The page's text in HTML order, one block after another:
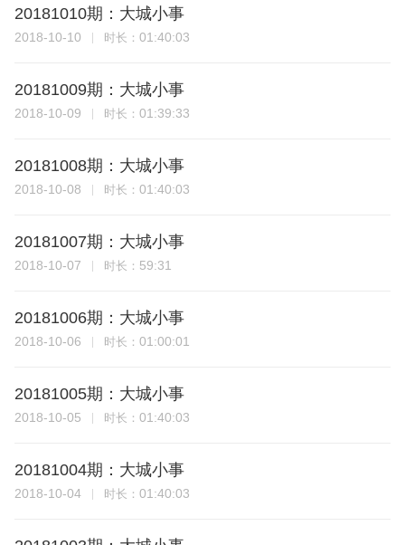
20181010期：大城小事
2018-10-10 时长： 01:40:03
20181009期：大城小事
2018-10-09 时长： 01:39:33
20181008期：大城小事
2018-10-08 时长： 01:40:03
20181007期：大城小事
2018-10-07 时长： 59:31
20181006期：大城小事
2018-10-06 时长： 01:00:01
20181005期：大城小事
2018-10-05 时长： 01:40:03
20181004期：大城小事
2018-10-04 时长： 01:40:03